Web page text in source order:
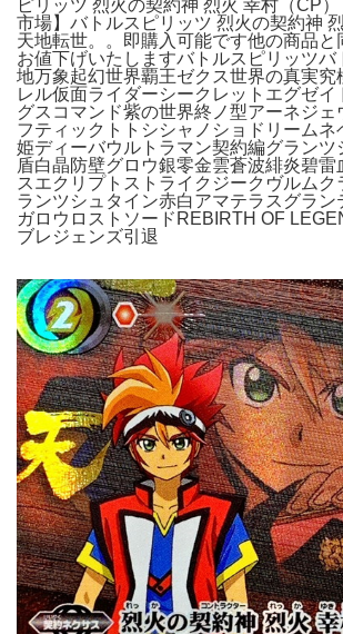
ピリッツ 烈火の契約神 烈火 幸村（CP
市場】バトルスピリッツ 烈火の契約神
天地転世。。即購入可能です他の商品と
お値下げいたしますバトルスピリッツバ
地万象起幻世界覇王ゼクス世界の真実究
レル仮面ライダーシークレットエグゼイ
グスコマンド紫の世界終ノ型アーネジェ
フティックトトシシャノショドリームネ
姫ディーバウルトラマン契約編グランツ
盾白晶防壁グロウ銀零金雲蒼波緋炎碧雷
スエクリプトストライクジークヴルム
ランツシュタイン赤白アマテラスグラン
ガロウロストソードREBIRTH OF
ブレジェンズ引退